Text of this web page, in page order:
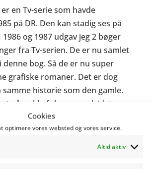
Cookies
optimere vores websted og vores service.
Altid aktiv
en Tv-serie som havde
på DR. Den kan stadig ses på
1986 og 1987 udgav jeg 2 bøger
fra Tv-serien. De er nu samlet
denne bog. Så de er nu super
grafiske romaner. Det er dog
samme historie som den gamle.
på rækkefølgen og udvidet
Den venlige blå postkasse
i bøgerne. Jeg ved ikke
er der nu gjort noget ved. Og så